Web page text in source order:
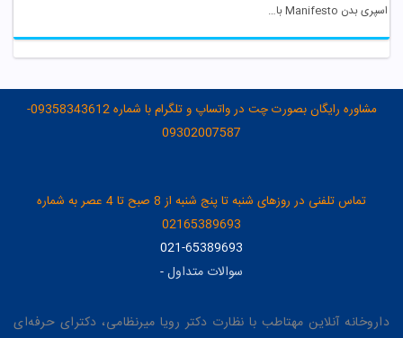
اسپری بدن Manifesto بادی کر
مشاوره رایگان بصورت چت در واتساپ و تلگرام با شماره 09358343612-
09302007587
تماس تلفنی در روزهای شنبه تا پنج شنبه از 8 صبح تا 4 عصر به شماره
02165389693
021-65389693
سوالات متداول-
داروخانه آنلاین مهتاطب با نظارت دکتر رویا میرنظامی، دکترای حرفه‌ای